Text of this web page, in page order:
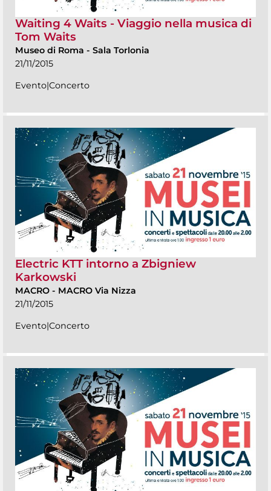
Waiting 4 Waits - Viaggio nella musica di
Tom Waits
Museo di Roma - Sala Torlonia
21/11/2015
Evento|Concerto
Electric KTT intorno a Zbigniew
Karkowski
MACRO - MACRO Via Nizza
21/11/2015
Evento|Concerto